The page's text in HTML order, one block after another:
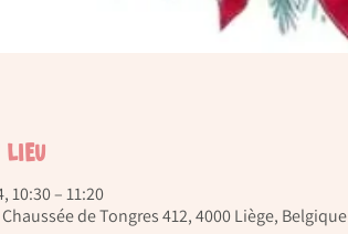
lieu
10:30 – 11:20
de Tongres 412, 4000 Liège, Belgique